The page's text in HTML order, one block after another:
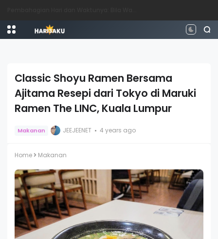
Classic Shoyu Ramen Bersama
Ajitama Resepi dari Tokyo di Maruki
Ramen The LINC, Kuala Lumpur
Makanan JEEJEENET 4 years ago
Home Makanan